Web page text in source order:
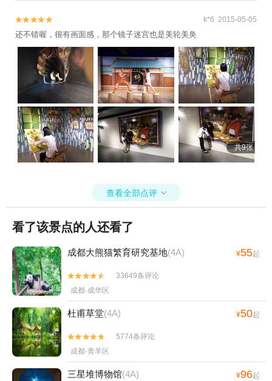

 k*6 2015-05-05
还不错喔，很有画面感，那个镜子迷宫也是美轮美奂
共9张
查看全部点评 
看了该景点的人还看了
成都大熊猫繁育研究基地(4A) ¥55起


33649条评论
成都·成华区
杜甫草堂(4A) ¥50起


5774条评论
成都·青羊区
三星堆博物馆(4A) ¥96起